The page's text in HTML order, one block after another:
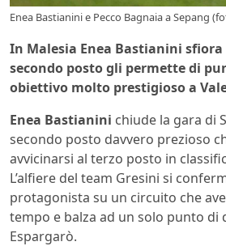
Enea Bastianini e Pecco Bagnaia a Sepang
In Malesia Enea Bastianini
secondo posto gli permette di
obiettivo molto prestigioso a
Enea Bastianini chiude la gara di
secondo posto davvero prezioso
avvicinarsi al terzo posto in
L’alfiere del team Gresini si
protagonista su un circuito che
tempo e balza ad un solo punto di
Espargarò.